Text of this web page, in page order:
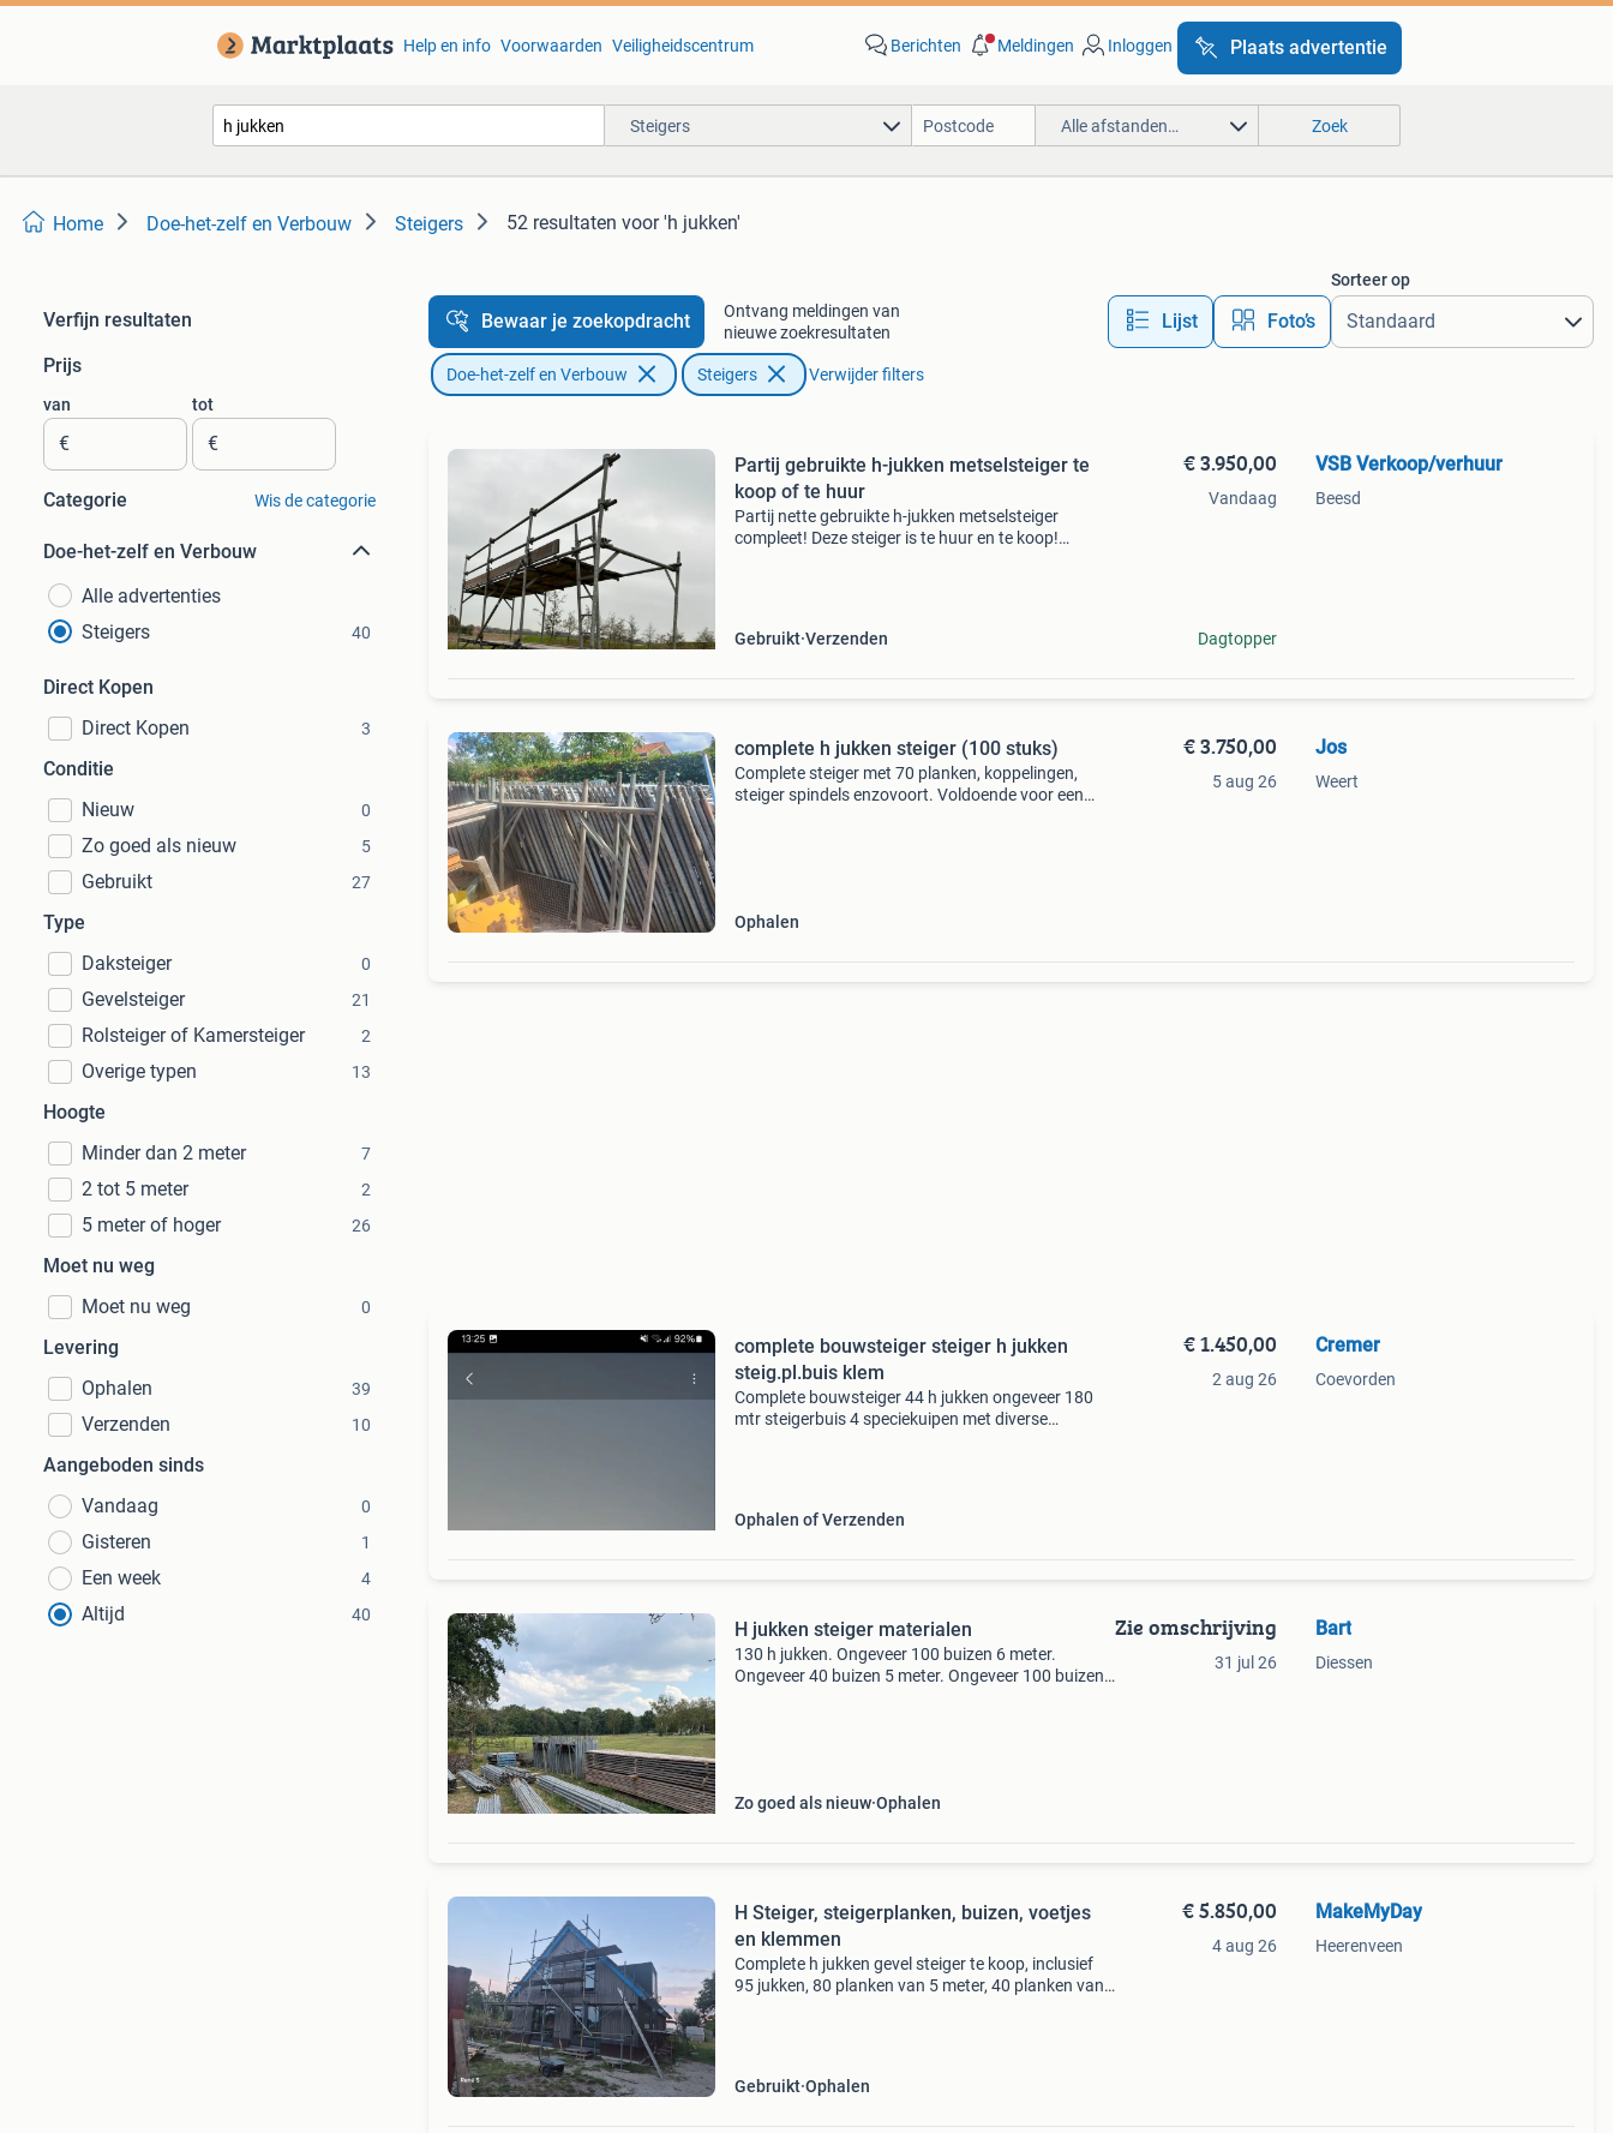
Help en info Voorwaarden Veiligheidscentrum Berichten Meldingen Inloggen Plaats advertentie
Steigers Alle afstanden… Zoek
Home Doe-het-zelf en Verbouw Steigers 52 resultaten voor 'h jukken'
Verfijn resultaten
Prijs
van
€
tot
€
Categorie Wis de categorie
Doe-het-zelf en Verbouw
Alle advertenties
Steigers
40
Direct Kopen
Direct Kopen
3
Conditie
Nieuw
0
Zo goed als nieuw 5
Gebruikt 27
Type
Daksteiger
0
Gevelsteiger 21
Rolsteiger of Kamersteiger 2
Overige typen 13
Hoogte
Minder dan 2 meter
7
2 tot 5 meter 2
5 meter of hoger 26
Moet nu weg
Moet nu weg
0
Levering
Ophalen
39
Verzenden 10
Aangeboden sinds
Vandaag
0
Gisteren 1
Een week 4
Altijd 40
Bewaar je zoekopdracht
Ontvang meldingen van
nieuwe zoekresultaten
Lijst Foto’s
Sorteer op
Doe-het-zelf en Verbouw Steigers Verwijder filters
Partij gebruikte h-jukken metselsteiger te
koop of te huur
Partij nette gebruikte h-jukken metselsteiger
compleet! Deze steiger is te huur en te koop!
Gebruikt Verzenden
€ 3.950,00
Vandaag
Dagtopper
VSB Verkoop/verhuur
Beesd
complete h jukken steiger (100 stuks)
Complete steiger met 70 planken, koppelingen,
steiger spindels enzovoort. Voldoende voor een
Ophalen
€ 3.750,00
5 aug 26
Jos
Weert
complete bouwsteiger steiger h jukken
steig.pl.buis klem
Complete bouwsteiger 44 h jukken ongeveer 180
mtr steigerbuis 4 speciekuipen met diverse
Ophalen of Verzenden
€ 1.450,00
2 aug 26
Cremer
Coevorden
H jukken steiger materialen
130 h jukken. Ongeveer 100 buizen 6 meter.
Ongeveer 40 buizen 5 meter. Ongeveer 100 buizen
Zo goed als nieuw Ophalen
Zie omschrijving
31 jul 26
Bart
Diessen
H Steiger, steigerplanken, buizen, voetjes
en klemmen
Complete h jukken gevel steiger te koop, inclusief
95 jukken, 80 planken van 5 meter, 40 planken van
Gebruikt Ophalen
€ 5.850,00
4 aug 26
MakeMyDay
Heerenveen